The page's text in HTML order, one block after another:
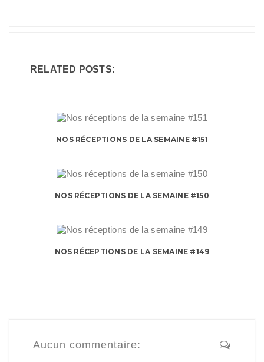
RELATED POSTS:
NOS RÉCEPTIONS DE LA SEMAINE #151
NOS RÉCEPTIONS DE LA SEMAINE #150
NOS RÉCEPTIONS DE LA SEMAINE #149
Aucun commentaire: